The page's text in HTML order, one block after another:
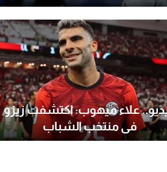
علاء ميهوب: اكتشفت زيزو
في منتخب الشباب